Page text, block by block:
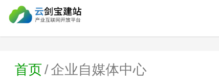
首页/企业自媒体中心